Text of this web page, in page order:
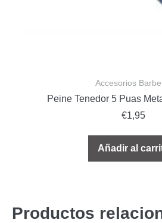
Accesorios
Peine Tenedor 5 Puas
€1,95
Añadir al
Productos